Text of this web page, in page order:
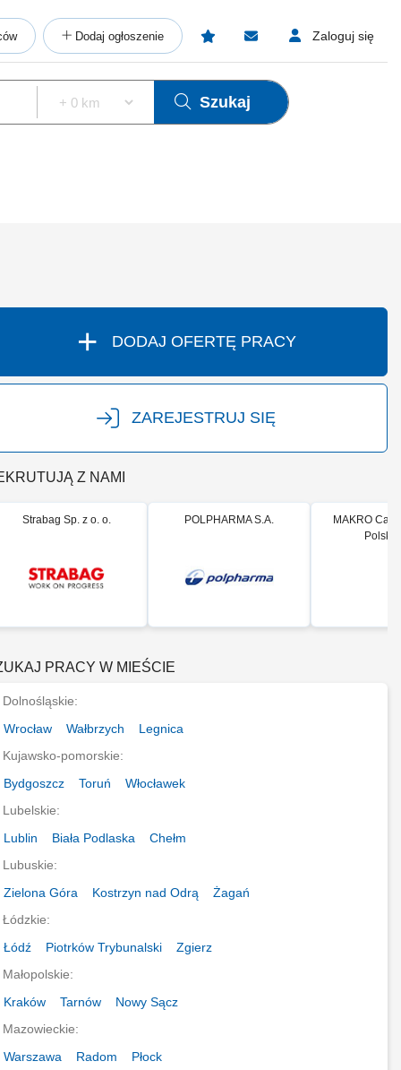
Dodaj ogłoszenie Zaloguj się
Szukaj
+ DODAJ OFERTĘ PRACY
ZAREJESTRUJ SIĘ
Z NAMI
Strabag Sp. z o. o. POLPHARMA S.A.
MAKRO
Polska
PRACY W MIEŚCIE
Dolnośląskie:
Wrocław
Wałbrzych
Legnica
Kujawsko-pomorskie:
Bydgoszcz
Toruń
Włocławek
Lubelskie:
Lublin
Biała Podlaska
Chełm
Lubuskie:
Zielona Góra
Kostrzyn nad Odrą
Żagań
Łódzkie:
Łódź
Piotrków Trybunalski
Zgierz
Małopolskie:
Kraków
Tarnów
Nowy Sącz
Mazowieckie:
Warszawa
Radom
Płock